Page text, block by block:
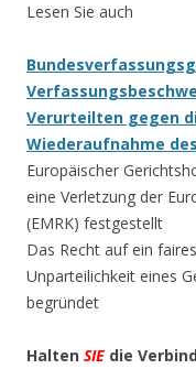
Lesen Sie auch
Verurteilten gegen
Wiederaufnahme
Europäischer
eine Verletzung der
(EMRK) festgestellt
Das Recht auf ein
Unparteilichkeit eines
begründet
Halten SIE die